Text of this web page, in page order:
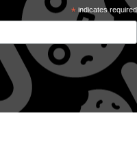
*indicates required